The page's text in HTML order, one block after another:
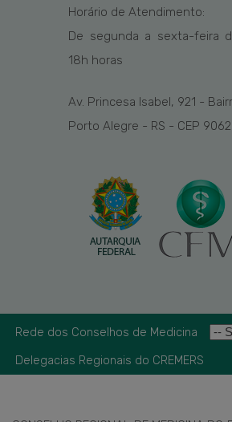
Horário de Atendimento:
De segunda a sexta-feira
18h horas
Av. Princesa Isabel, 921 -
Porto Alegre - RS - CEP
Rede dos Conselhos de Medicina
Delegacias Regionais do CREMERS